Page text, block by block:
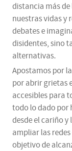
distancia más
nuestras vidas y
debates e
disidentes, sino
alternativas.
Apostamos por
por abrir grietas
accesibles para
todo lo dado por
desde el cariño
ampliar las
objetivo de